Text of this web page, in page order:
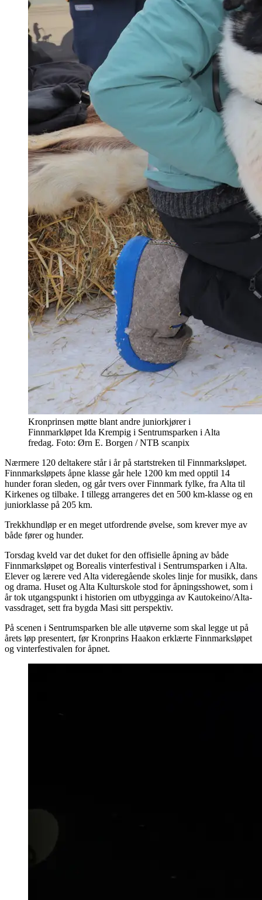
Kronprinsen møtte blant andre juniorkjører i
Finnmarkløpet Ida Krempig i Sentrumsparken i Alta
fredag. Foto: Ørn E. Borgen / NTB scanpix
Nærmere 120 deltakere står i år på startstreken til Finnmarksløpet.
Finnmarksløpets åpne klasse går hele 1200 km med opptil 14
hunder foran sleden, og går tvers over Finnmark fylke, fra Alta til
Kirkenes og tilbake. I tillegg arrangeres det en 500 km-klasse og en
juniorklasse på 205 km.
Trekkhundløp er en meget utfordrende øvelse, som krever mye av
både fører og hunder.
Torsdag kveld var det duket for den offisielle åpning av både
Finnmarksløpet og Borealis vinterfestival i Sentrumsparken i Alta.
Elever og lærere ved Alta videregående skoles linje for musikk, dans
og drama. Huset og Alta Kulturskole stod for åpningsshowet, som i
år tok utgangspunkt i historien om utbygginga av Kautokeino/Alta-
vassdraget, sett fra bygda Masi sitt perspektiv.
På scenen i Sentrumsparken ble alle utøverne som skal legge ut på
årets løp presentert, før Kronprins Haakon erklærte Finnmarksløpet
og vinterfestivalen for åpnet.